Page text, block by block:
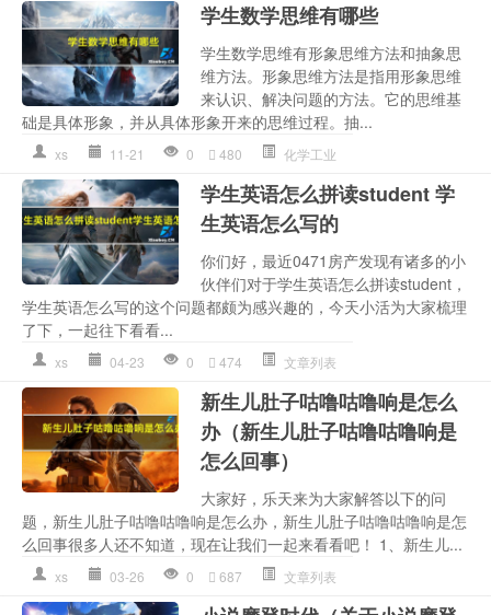
学生数学思维有哪些
学生数学思维有形象思维方法和抽象思
维方法。形象思维方法是指用形象思维
来认识、解决问题的方法。它的思维基
础是具体形象，并从具体形象开来的思维过程。抽...
xs 11-21 0 480 化学工业
学生英语怎么拼读student 学
生英语怎么写的
你们好，最近0471房产发现有诸多的小
伙伴们对于学生英语怎么拼读student，
学生英语怎么写的这个问题都颇为感兴趣的，今天小活为大家梳理
了下，一起往下看看...
xs 04-23 0 474 文章列表
新生儿肚子咕噜咕噜响是怎么
办（新生儿肚子咕噜咕噜响是
怎么回事）
大家好，乐天来为大家解答以下的问
题，新生儿肚子咕噜咕噜响是怎么办，新生儿肚子咕噜咕噜响是怎
么回事很多人还不知道，现在让我们一起来看看吧！ 1、新生儿...
xs 03-26 0 687 文章列表